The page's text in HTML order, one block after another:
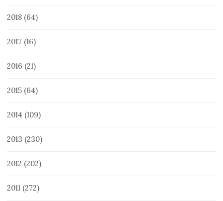
2018 (64)
2017 (16)
2016 (21)
2015 (64)
2014 (109)
2013 (230)
2012 (202)
2011 (272)